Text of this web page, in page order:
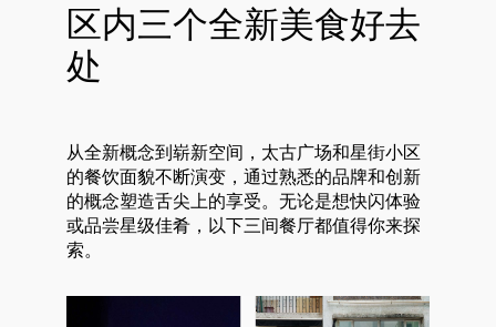
区内三个全新美食好去
处
从全新概念到崭新空间，太古广场和星街小区
的餐饮面貌不断演变，通过熟悉的品牌和创新
的概念塑造舌尖上的享受。无论是想快闪体验
或品尝星级佳肴，以下三间餐厅都值得你来探
索。